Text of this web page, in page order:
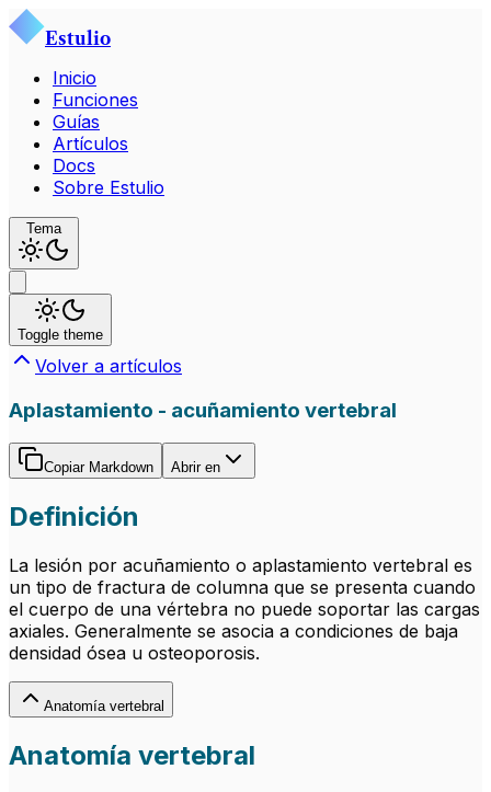
Estulio
Inicio
Funciones
Guías
Artículos
Docs
Sobre Estulio
Tema
Toggle theme
Volver a artículos
Aplastamiento - acuñamiento vertebral
Copiar Markdown Abrir en
Definición
La lesión por acuñamiento o aplastamiento vertebral es
un tipo de fractura de columna que se presenta cuando
el cuerpo de una vértebra no puede soportar las cargas
axiales. Generalmente se asocia a condiciones de baja
densidad ósea u osteoporosis.
Anatomía vertebral
Anatomía vertebral